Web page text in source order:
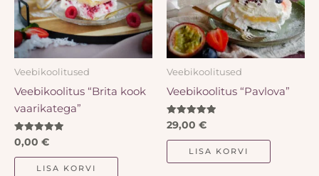
Veebikoolitused
Veebikoolitus “Brita kook
vaarikatega”
Hinnanguga
5.00
/ 5
0,00 €
LISA KORVI
Veebikoolitused
Veebikoolitus “Pavlova”
Hinnanguga
5.00
/ 5
29,00 €
LISA KORVI